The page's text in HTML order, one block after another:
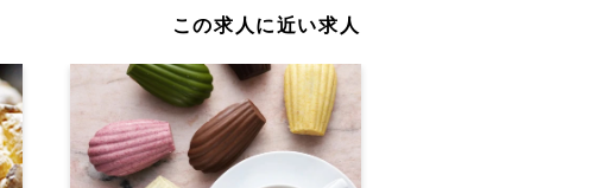
この求人に近い求人